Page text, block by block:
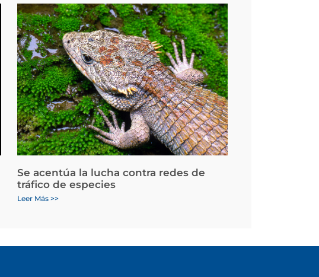
Se acentúa la lucha contra redes de
tráfico de especies
Leer Más >>